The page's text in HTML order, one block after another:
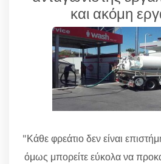
και ακόμη
"Κάθε φρεάτιο δεν είναι
όμως μπορείτε εύκολα να